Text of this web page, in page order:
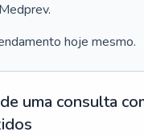
hoje mesmo.
uma consulta